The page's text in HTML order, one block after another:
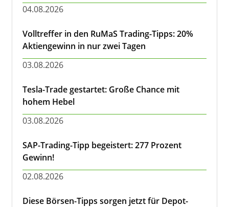
04.08.2026
Volltreffer in den RuMaS Trading-Tipps: 20%
Aktiengewinn in nur zwei Tagen
03.08.2026
Tesla-Trade gestartet: Große Chance mit
hohem Hebel
03.08.2026
SAP-Trading-Tipp begeistert: 277 Prozent
Gewinn!
02.08.2026
Diese Börsen-Tipps sorgen jetzt für Depot-